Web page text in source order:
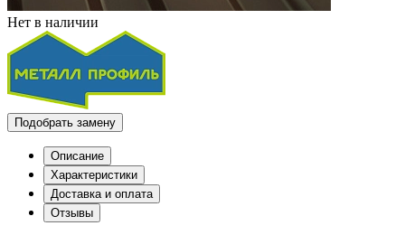
Нет в наличии
Подобрать замену
Описание
Характеристики
Доставка и оплата
Отзывы